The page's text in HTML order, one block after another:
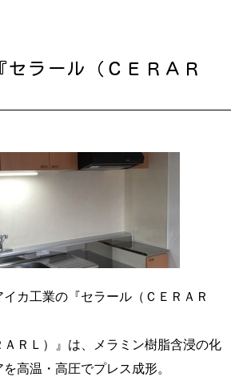
セラール（ＣＥＲＡＲ
カ工業の『セラール（ＣＥＲＡＲ
ＡＲＬ）』は、メラミン樹脂含浸の化
高温・高圧でプレス成形。